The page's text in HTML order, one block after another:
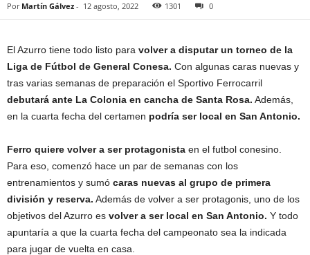
Por Martín Gálvez - 12 agosto, 2022 1301 0
El Azurro tiene todo listo para volver a disputar un torneo de la
Liga de Fútbol de General Conesa. Con algunas caras nuevas y
tras varias semanas de preparación el Sportivo Ferrocarril
debutará ante La Colonia en cancha de Santa Rosa. Además,
en la cuarta fecha del certamen podría ser local en San Antonio.
Ferro quiere volver a ser protagonista en el futbol conesino.
Para eso, comenzó hace un par de semanas con los
entrenamientos y sumó caras nuevas al grupo de primera
división y reserva. Además de volver a ser protagonis, uno de los
objetivos del Azurro es volver a ser local en San Antonio. Y todo
apuntaría a que la cuarta fecha del campeonato sea la indicada
para jugar de vuelta en casa.